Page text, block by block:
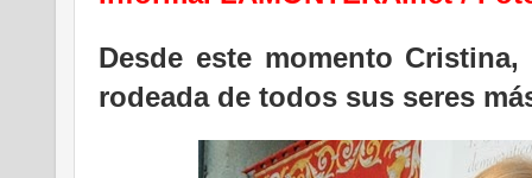
Desde este momento
rodeada de todos sus seres